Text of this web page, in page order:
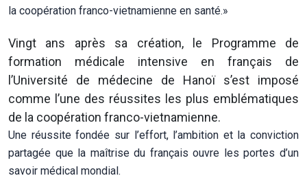
la coopération franco-vietnamienne en santé.»
Vingt ans après sa création, le Programme de
formation médicale intensive en français de
l’Université de médecine de Hanoï s’est imposé
comme l’une des réussites les plus emblématiques
de la coopération franco-vietnamienne.
Une réussite fondée sur l’effort, l’ambition et la conviction
partagée que la maîtrise du français ouvre les portes d’un
savoir médical mondial.